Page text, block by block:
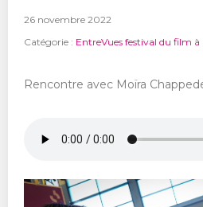
26 novembre 2022
Catégorie : EntreVues festival du film
Rencontre avec Moïra